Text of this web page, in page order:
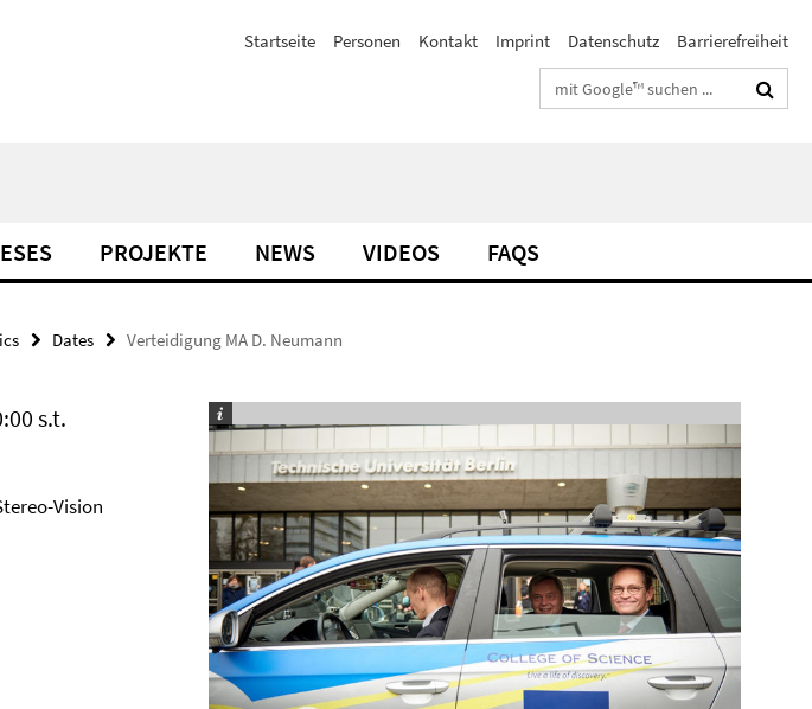
Startseite Personen Kontakt Imprint Datenschutz
Barrierefreiheit
Suchbegriffe
PROJEKTE NEWS VIDEOS FAQS
Dates Verteidigung MA D. Neumann
s.t.
Vision